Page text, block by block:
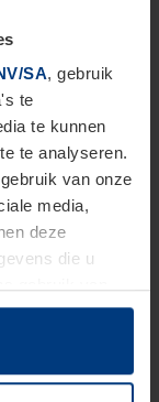
SA, gebruik
te
te kunnen
te analyseren.
van onze
media,
deze
die u
op uw
alle andere